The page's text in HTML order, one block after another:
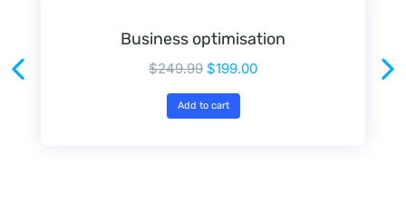
Business optimisation
$249.99 $199.00
Add to cart